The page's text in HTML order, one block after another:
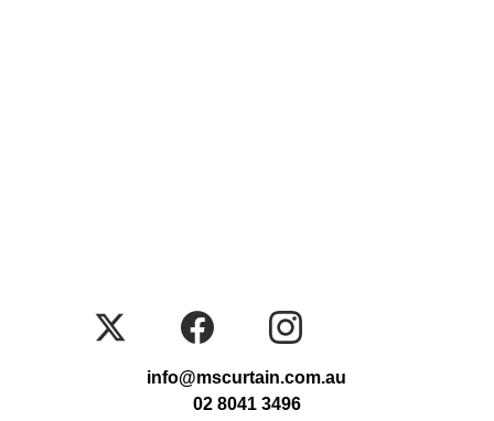
info@mscurtain.com.au
02 8041 3496